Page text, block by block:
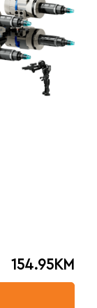
154.95KM